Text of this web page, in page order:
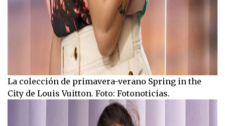
La colección de primavera-verano Spring in the
City de Louis Vuitton. Foto: Fotonoticias.